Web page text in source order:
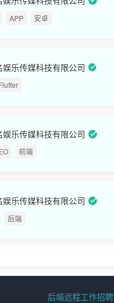
APP 安卓
娱乐传媒科技有限公司
娱乐传媒科技有限公司
前端
娱乐传媒科技有限公司
后端
后端远程工作招聘